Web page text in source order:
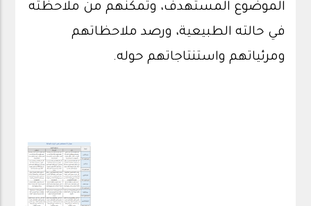
الموضوع المستهدف، وتمكنهم من ملاحظته
في حالته الطبيعية، ورصد ملاحظاتهم
ومرئياتهم واستنتاجاتهم حوله.